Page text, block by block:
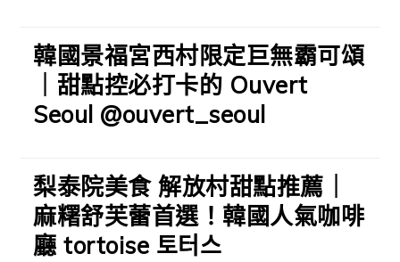
韓國景福宮西村限定巨無霸可頌
｜甜點控必打卡的 Ouvert
Seoul @ouvert_seoul
梨泰院美食 解放村甜點推薦｜
麻糬舒芙蕾首選！韓國人氣咖啡
廳 tortoise 토터스